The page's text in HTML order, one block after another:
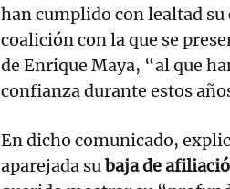
han cumplido con lealtad
coalición con la que se
de Enrique Maya, “al que
confianza durante estos
En dicho comunicado,
aparejada subaja de